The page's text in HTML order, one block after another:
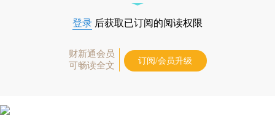
登录 后获取已订阅的阅读权限
财新通会员
可畅读全文
订阅/会员升级